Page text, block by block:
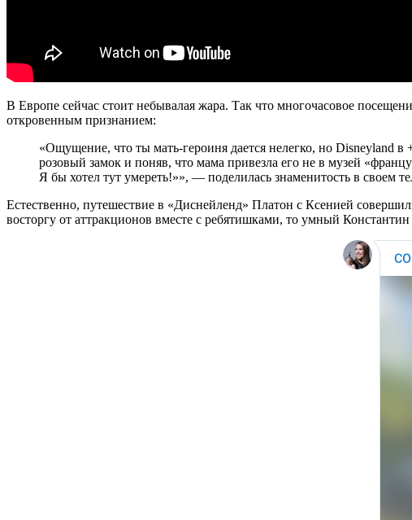
В Европе сейчас стоит небывалая жара. Так что многочасовое
откровенным признанием:
«Ощущение, что ты мать-героиня дается нелегко, но Disneyland
розовый замок и поняв, что мама привезла его не в музей
Я бы хотел тут умереть!»», — поделилась знаменитость в своем
Естественно, путешествие в «Диснейленд» Платон с Ксенией
восторгу от аттракционов вместе с ребятишками, то умный